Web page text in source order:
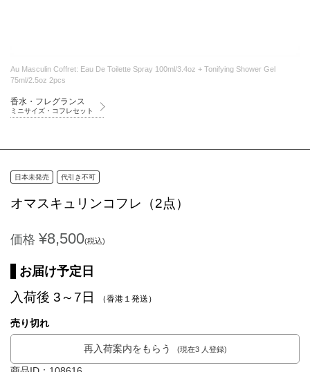
Au Masculin Coffret: Eau De Toilette Spray 100ml/3.4oz + Tonifying Shower Gel
75ml/2.5oz 2pcs
香水・フレグランス
ミニサイズ・コフレセット
日本未発売 代引き不可
オマスキュリンコフレ（2点）
価格 ¥8,500(税込)
お届け予定日
入荷後 3～7日 （香港１発送）
売り切れ
再入荷案内をもらう (現在3 人登録)